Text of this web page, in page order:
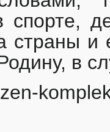
спорте,
страны и
в